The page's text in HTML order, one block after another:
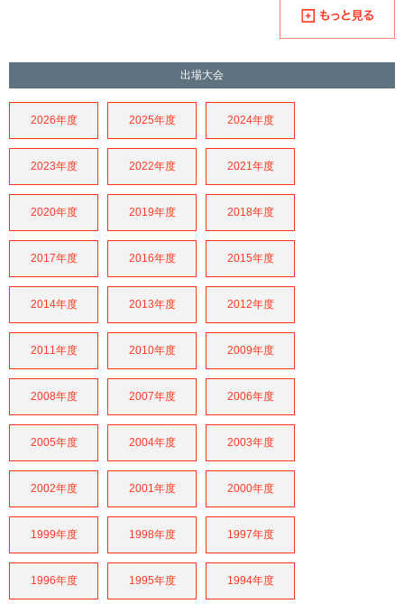
出場大会
2026年度 2025年度 2024年度
2023年度 2022年度 2021年度
2020年度 2019年度 2018年度
2017年度 2016年度 2015年度
2014年度 2013年度 2012年度
2011年度 2010年度 2009年度
2008年度 2007年度 2006年度
2005年度 2004年度 2003年度
2002年度 2001年度 2000年度
1999年度 1998年度 1997年度
1996年度 1995年度 1994年度